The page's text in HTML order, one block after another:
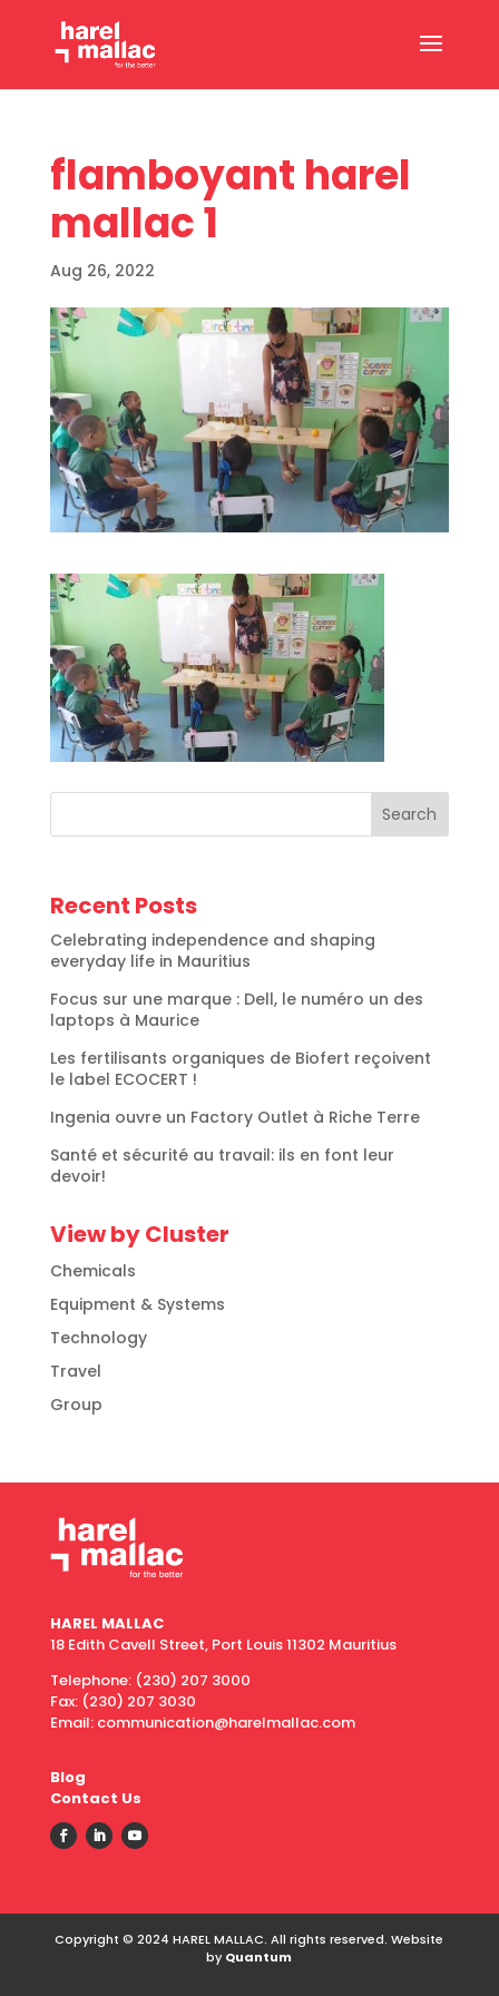
flamboyant harel
mallac 1
Aug 26, 2022
Search
Recent Posts
Celebrating independence and shaping
everyday life in Mauritius
Focus sur une marque : Dell, le numéro un des
laptops à Maurice
Les fertilisants organiques de Biofert reçoivent
le label ECOCERT !
Ingenia ouvre un Factory Outlet à Riche Terre
Santé et sécurité au travail: ils en font leur
devoir!
View by Cluster
Chemicals
Equipment & Systems
Technology
Travel
Group
HAREL MALLAC
18 Edith Cavell Street, Port Louis 11302 Mauritius
Telephone: (230) 207 3000
Fax: (230) 207 3030
Email: communication@harelmallac.com
Blog
Contact Us
Copyright © 2024 HAREL MALLAC. All rights reserved. Website
by Quantum